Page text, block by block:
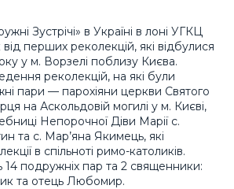
Зустрічі» в Україні в лоні УГКЦ
перших реколекцій, які відбулися
у м. Ворзелі поблизу Києва.
реколекцій, на які були
пари — парохіяни церкви Святого
на Аскольдовій могилі у м. Києві,
Непорочної Діви Марії с.
та с. Мар’яна Якимець, які
в спільноті римо-католиків.
14 подружніх пар та 2 священники:
та отець Любомир.